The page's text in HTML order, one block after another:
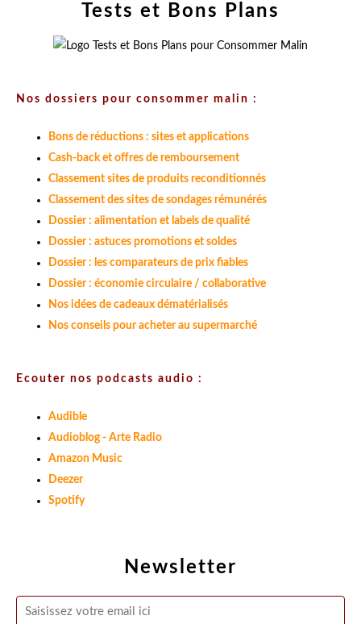
Newsletter
Tests et Bons Plans
Nos dossiers pour consommer malin :
Bons de réductions : sites et applications
Cash-back et offres de remboursement
Classement sites de produits reconditionnés
Classement des sites de sondages rémunérés
Dossier : alimentation et labels de qualité
Dossier : astuces promotions et soldes
Dossier : les comparateurs de prix fiables
Dossier : économie circulaire / collaborative
Nos idées de cadeaux dématérialisés
Nos conseils pour acheter au supermarché
Ecouter nos podcasts audio :
Audible
Audioblog - Arte Radio
Amazon Music
Deezer
Spotify